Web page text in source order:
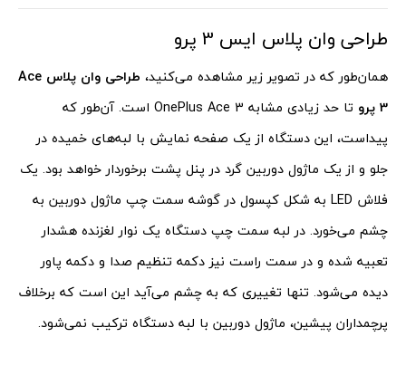
طراحی وان پلاس ایس 3 پرو
همان‌طور که در تصویر زیر مشاهده می‌کنید،
طراحی وان پلاس Ace
3 پرو
تا حد زیادی مشابه OnePlus Ace 3 است. آن‌طور که
پیداست، این دستگاه از یک صفحه نمایش با لبه‌های خمیده در
جلو و از یک ماژول دوربین گرد در پنل پشت برخوردار خواهد بود. یک
فلاش LED به شکل کپسول در گوشه سمت چپ ماژول دوربین به
چشم می‌خورد. در لبه سمت چپ دستگاه یک نوار لغزنده هشدار
تعبیه شده و در سمت راست نیز دکمه تنظیم صدا و دکمه پاور
دیده می‌شود. تنها تغییری که به چشم می‌آید این است که برخلاف
پرچمداران پیشین، ماژول دوربین با لبه دستگاه ترکیب نمی‌شود.